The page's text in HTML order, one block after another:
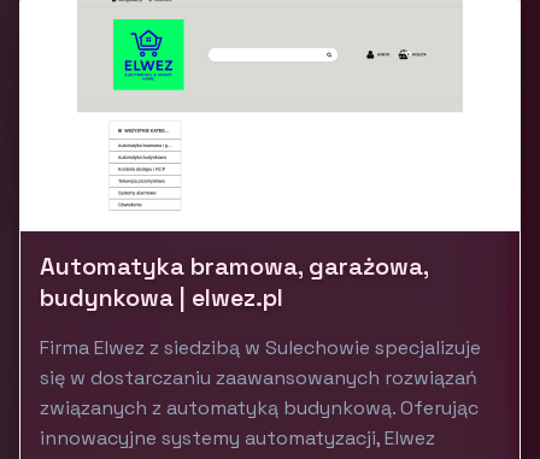
Automatyka bramowa, garażowa,
budynkowa | elwez.pl
Firma Elwez z siedzibą w Sulechowie specjalizuje
się w dostarczaniu zaawansowanych rozwiązań
związanych z automatyką budynkową. Oferując
innowacyjne systemy automatyzacji, Elwez